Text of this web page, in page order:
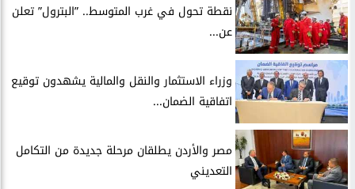
​نقطة تحول في غرب المتوسط.. ”البترول” تعلن
عن...
​وزراء الاستثمار والنقل والمالية يشهدون توقيع
اتفاقية الضمان...
​مصر والأردن يطلقان مرحلة جديدة من التكامل
التعديني